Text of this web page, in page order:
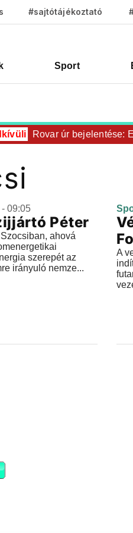
#sajtótájékoztató
Sport
Rovar úr bejelentése:
09:05
Péter
ahová
szerepét az
irányuló nemze...
A